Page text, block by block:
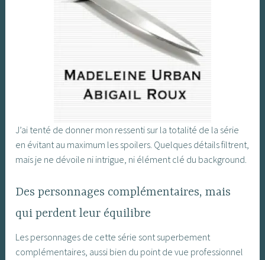
J’ai tenté de donner mon ressenti sur la totalité de la série
en évitant au maximum les spoilers. Quelques détails filtrent,
mais je ne dévoile ni intrigue, ni élément clé du background.
Des personnages complémentaires, mais
qui perdent leur équilibre
Les personnages de cette série sont superbement
complémentaires, aussi bien du point de vue professionnel